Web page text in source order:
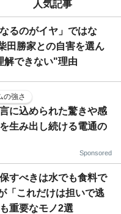
人気記事
るのがイヤ」ではな
田勝家との自害を選ん
解できない"理由
の強さ
に込められた驚きや感
生み出し続ける電通の
Sponsored
すべきは水でも食料で
「これだけは担いで逃
重要なモノ2選